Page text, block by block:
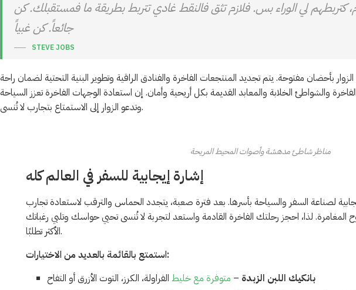
كتربطهم لي الوراء بس. فلازم تثق فالنقط غادي تتربط بطريقة ما فمستقبلك. كن
جائعاً. كن غبياً
STEVE JOBS
بأحضان مفتوحة. يتم تجديد المنتجعات الفاخرة والفنادق الراقية وتطوير البنية التحتية لضمان راحة
والشواطئ الخلابة والمعابد القديمة بكل أريحية وأمان. إن استعادة الوجهات الفاخرة تعزز السياحة
وتدعو الزوار إلى الاستمتاع بتجارب لا تُنسى.
مناظر شاطئ مدهشة وأصوات المحيط المريحة
إشارة إيجابية للسفر في العالم كله
لصناعة السفر والسياحة بأسرها. بعد فترة صعبة، يتجدد الحماس والترقب لاستعادة تجارب
المغامرة. لذا، احجز رحلتك الفاخرة القادمة واستعد لتجربة لا تُنسى تحيي حواسك وتلبي رغباتك
الأكثر تطلبًا.
استمتع بالقائمة بالعديد من الاختيارات:
بانكيك اللبن الزبدة – متوفرة مع خليط الفراولة، الكرز، التوت الأزرق أو التفاح